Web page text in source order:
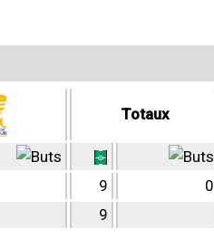
Totaux
9
0
9